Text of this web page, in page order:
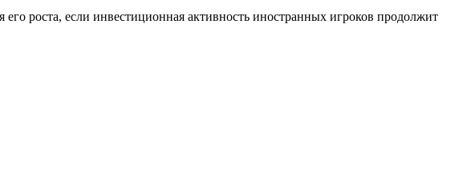
роста, если инвестиционная активность иностранных игроков продолжит